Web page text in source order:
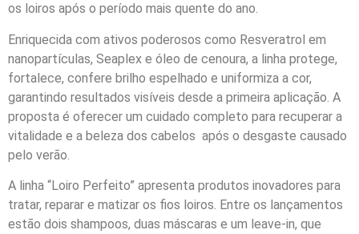
os loiros após o período mais quente do ano.
Enriquecida com ativos poderosos como Resveratrol em
nanopartículas, Seaplex e óleo de cenoura, a linha protege,
fortalece, confere brilho espelhado e uniformiza a cor,
garantindo resultados visíveis desde a primeira aplicação. A
proposta é oferecer um cuidado completo para recuperar a
vitalidade e a beleza dos cabelos após o desgaste causado
pelo verão.
A linha “Loiro Perfeito” apresenta produtos inovadores para
tratar, reparar e matizar os fios loiros. Entre os lançamentos
estão dois shampoos, duas máscaras e um leave-in, que